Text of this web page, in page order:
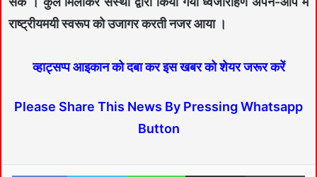
राष्ट्रीयमयी स्वरूप को उजागर करती नजर आया ।
व्हाट्सप्प आइकान को दबा कर इस खबर को शेयर जरूर करें
Please Share This News By Pressing Whatsapp
Button